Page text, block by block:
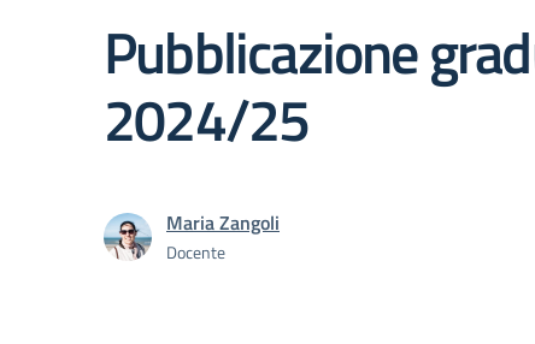
Pubblicazione
2024/25
Maria Zangoli
Docente